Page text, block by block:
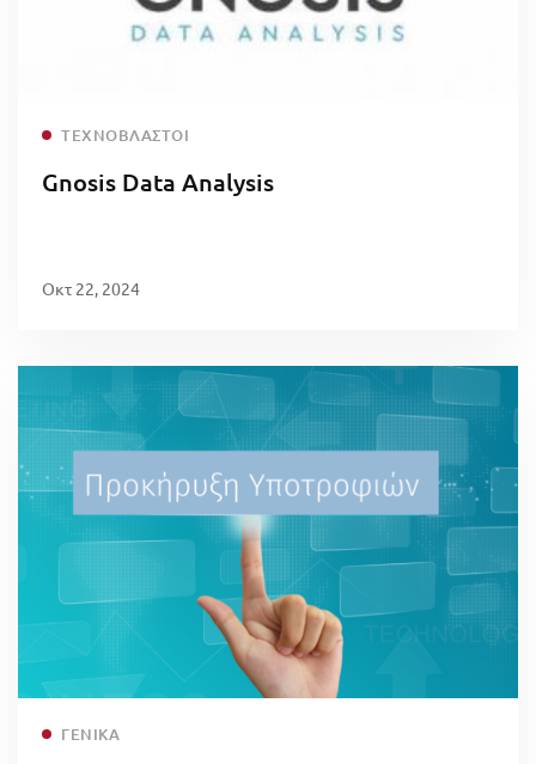
ΤΕΧΝΟΒΛΑΣΤΟΊ
Gnosis Data Analysis
Οκτ 22, 2024
ΓΕΝΙΚΆ